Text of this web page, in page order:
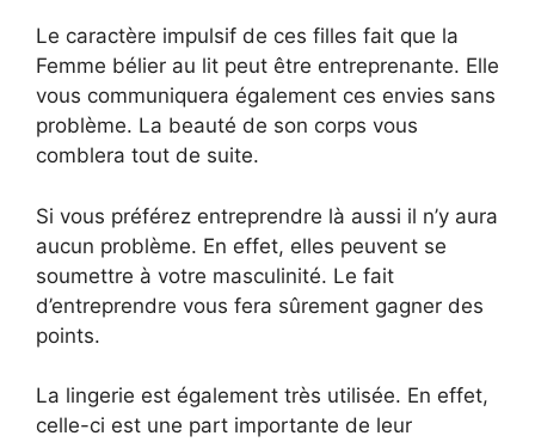
Le caractère impulsif de ces filles fait que la
Femme bélier au lit peut être entreprenante. Elle
vous communiquera également ces envies sans
problème. La beauté de son corps vous
comblera tout de suite.
Si vous préférez entreprendre là aussi il n’y aura
aucun problème. En effet, elles peuvent se
soumettre à votre masculinité. Le fait
d’entreprendre vous fera sûrement gagner des
points.
La lingerie est également très utilisée. En effet,
celle-ci est une part importante de leur